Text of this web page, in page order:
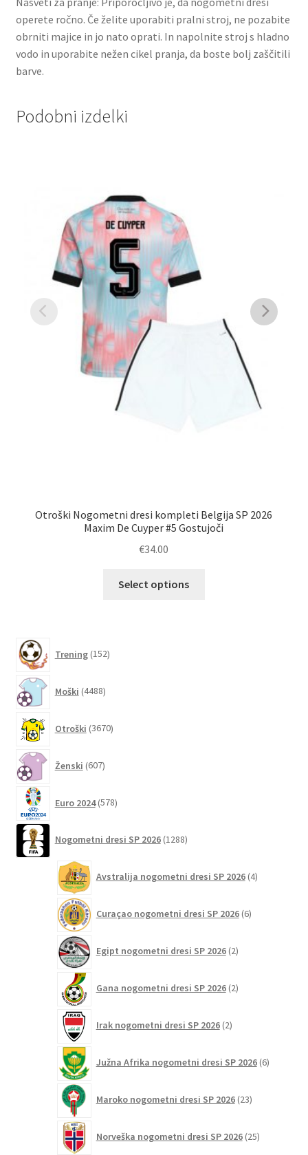
operete ročno. Če želite uporabiti pralni stroj, ne pozabite
obrniti majice in jo nato oprati. In napolnite stroj s hladno
vodo in uporabite nežen cikel pranja, da boste bolj zaščitili
barve.
Podobni izdelki
Otroški Nogometni dresi kompleti Belgija SP 2026
Maxim De Cuyper #5 Gostujoči
€34.00
Select options
Trening 152izdelkov
Moški 4488izdelkov
Otroški 3670izdelkov
Ženski 607izdelkov
Euro 2024 578izdelkov
Nogometni dresi SP 2026 1288izdelkov
Avstralija nogometni dresi SP 2026 4izdelki
Curaçao nogometni dresi SP 2026 6izdelkov
Egipt nogometni dresi SP 2026 2izdelka
Gana nogometni dresi SP 2026 2izdelka
Irak nogometni dresi SP 2026 2izdelka
Južna Afrika nogometni dresi SP 2026 6izdelkov
Maroko nogometni dresi SP 2026 23izdelkov
Norveška nogometni dresi SP 2026 25izdelkov